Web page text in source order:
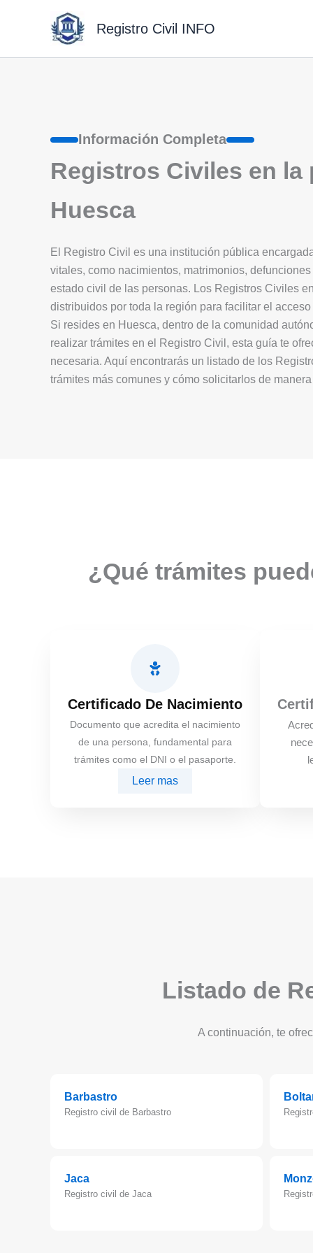
Registro Civil INFO
Información Completa
Registros Civiles en la
Huesca
El Registro Civil es una institución pública
vitales, como nacimientos, matrimonios, defunciones
estado civil de las personas. Los Registros Civiles
distribuidos por toda la región para facilitar el
Si resides en Huesca, dentro de la comunidad
realizar trámites en el Registro Civil, esta guía te
necesaria. Aquí encontrarás un listado de los
trámites más comunes y cómo solicitarlos de
¿Qué trámites
Certificado De Nacimiento
Documento que acredita el nacimiento
de una persona, fundamental para
trámites como el DNI o el pasaporte.
Leer mas
Listado de
A continuación, te
Barbastro
Registro civil de Barbastro
Jaca
Registro civil de Jaca